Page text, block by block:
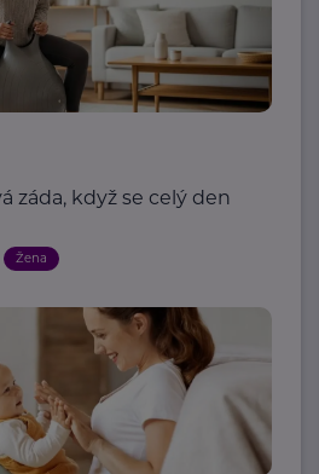
záda, když se celý den
Žena